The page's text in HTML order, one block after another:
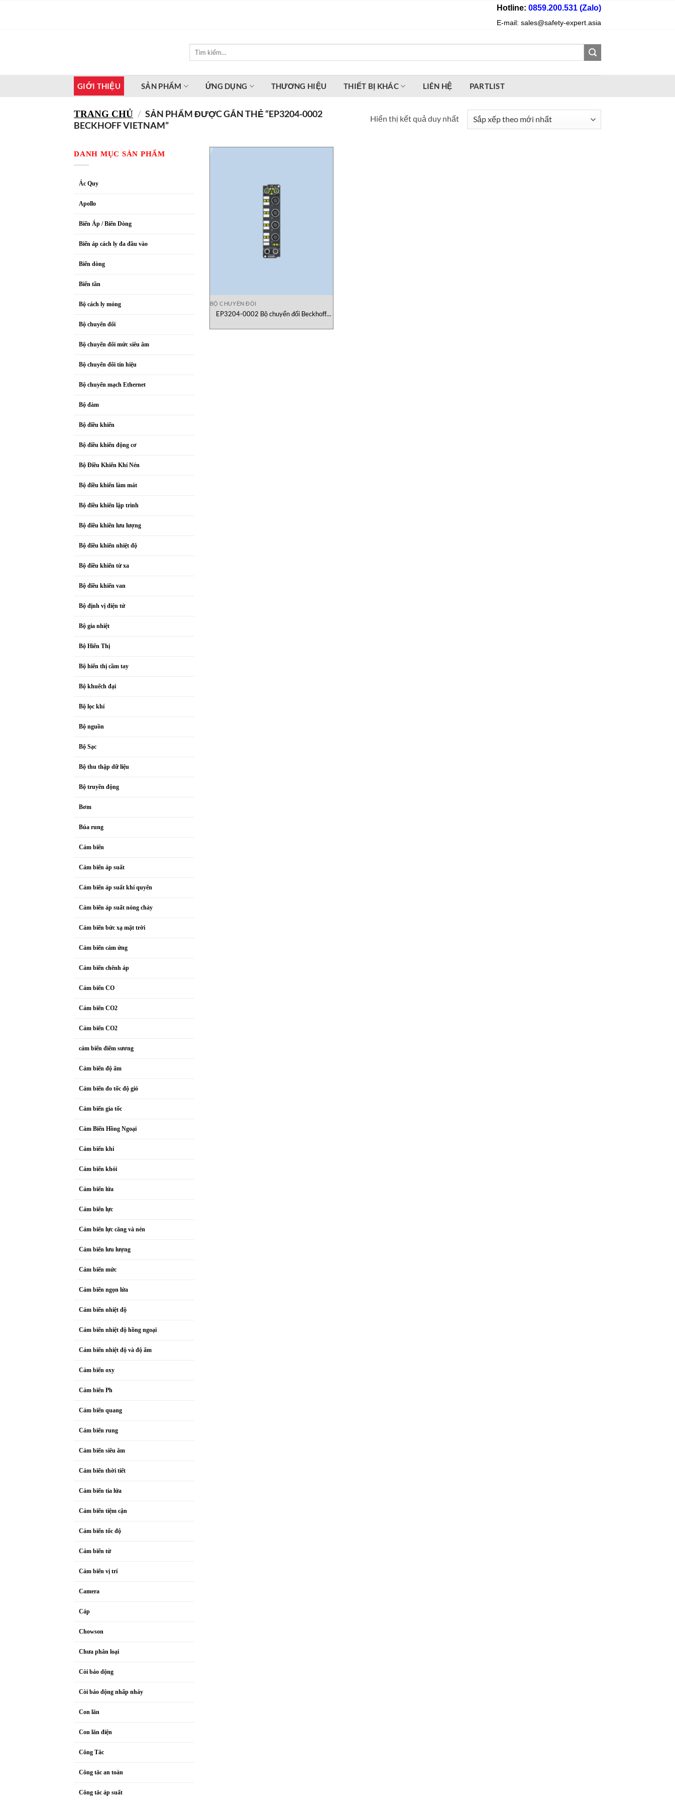
Hotline: 0859.200.531 (Zalo)
E-mail: sales@safety-expert.asia
GIỚI THIỆU SẢN PHẨM ỨNG DỤNG THƯƠNG HIỆU THIẾT BỊ KHÁC LIÊN HỆ PARTLIST
TRANG CHỦ / SẢN PHẨM ĐƯỢC GẮN THẺ “EP3204-0002
BECKHOFF VIETNAM”
Hiển thị kết quả duy nhất
DANH MỤC SẢN PHẨM
Ác Quy
Apollo
Biến Áp / Biến Dòng
Biến áp cách ly đa đầu vào
Biến dòng
Biến tần
Bộ cách ly mỏng
Bộ chuyển đổi
Bộ chuyển đổi mức siêu âm
Bộ chuyển đổi tín hiệu
Bộ chuyển mạch Ethernet
Bộ đàm
Bộ điều khiển
Bộ điều khiển động cơ
Bộ Điều Khiển Khí Nén
Bộ điều khiển làm mát
Bộ điều khiển lập trình
Bộ điều khiển lưu lượng
Bộ điều khiển nhiệt độ
Bộ điều khiển từ xa
Bộ điều khiển van
Bộ định vị điện tử
Bộ gia nhiệt
Bộ Hiển Thị
Bộ hiển thị cầm tay
Bộ khuếch đại
Bộ lọc khí
Bộ nguồn
Bộ Sạc
Bộ thu thập dữ liệu
Bộ truyền động
Bơm
Búa rung
Cảm biến
Cảm biến áp suất
Cảm biến áp suất khí quyển
Cảm biến áp suất nóng chảy
Cảm biến bức xạ mặt trời
Cảm biến cảm ứng
Cảm biến chênh áp
Cảm biến CO
Cảm biến CO2
Cảm biến CO2
cảm biến điểm sương
Cảm biến độ ẩm
Cảm biến đo tốc độ gió
Cảm biến gia tốc
Cảm Biến Hồng Ngoại
Cảm biến khí
Cảm biến khói
Cảm biến lửa
Cảm biến lực
Cảm biến lực căng và nén
Cảm biến lưu lượng
Cảm biến mức
Cảm biến ngọn lửa
Cảm biến nhiệt độ
Cảm biến nhiệt độ hồng ngoại
Cảm biến nhiệt độ và độ ẩm
Cảm biến oxy
Cảm biến Ph
Cảm biến quang
Cảm biến rung
Cảm biến siêu âm
Cảm biến thời tiết
Cảm biến tia lửa
Cảm biến tiệm cận
Cảm biến tốc độ
Cảm biến từ
Cảm biến vị trí
Camera
Cáp
Chowson
Chưa phân loại
Còi báo dộng
Còi báo động nhấp nháy
Con lăn
Con lăn điện
Công Tắc
Công tắc an toàn
Công tắc áp suất
BỘ CHUYỂN ĐỔI
EP3204-0002 Bộ chuyển đổi Beckhoff